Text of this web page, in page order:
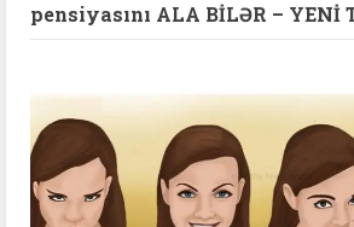
pensiyasını ALA BİLƏR – YENİ